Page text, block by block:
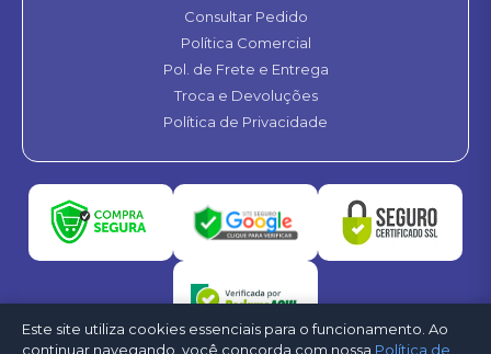
Consultar Pedido
Política Comercial
Pol. de Frete e Entrega
Troca e Devoluções
Política de Privacidade
Este site utiliza cookies essenciais para o funcionamento. Ao
continuar navegando, você concorda com nossa Política de